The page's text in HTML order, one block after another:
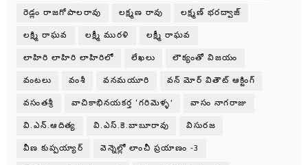
రెడ్లం రాజగోపాలరావు లక్ష్మణ రావు లక్ష్మణ్ భరద్వాజ్
లక్ష్మి రాఘవ లక్ష్మీ మురళి లక్ష్మీ రాఘవ
లాహిరి లాహిరి లాహిరిలో లేఖలు లౌక్యంతో విజయం
వంటలు వంశీ వనమయూరి వన్ మోర్ వితౌట్ ఆక్టింగ్
వసంతశ్రీ వాచికాభినయకర్త ‘గరిమెళ్ళ’ వాసం నాగరాజు
వి.ఎన్.ఆదిత్య వి.ఎస్.కె.బాబూరావు విసురజ
వీణ కుప్పయ్యార్ వెన్నెల్లో లాంచీ ప్రయాణం -3